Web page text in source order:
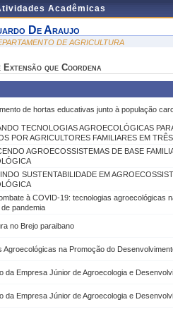
Acadêmicas
De Araujo
DE AGRICULTURA
Extensão que Coordena
de hortas educativas junto à população
TECNOLOGIAS AGROECOLÓGICAS
POR AGRICULTORES FAMILIARES EM
AGROECOSSISTEMAS DE BASE
SUSTENTABILIDADE EM
à COVID-19: tecnologias agroecológicas
pandemia
no Brejo paraibano
Agroecológicas na Promoção do
da Empresa Júnior de Agroecologia e
da Empresa Júnior de Agroecologia e